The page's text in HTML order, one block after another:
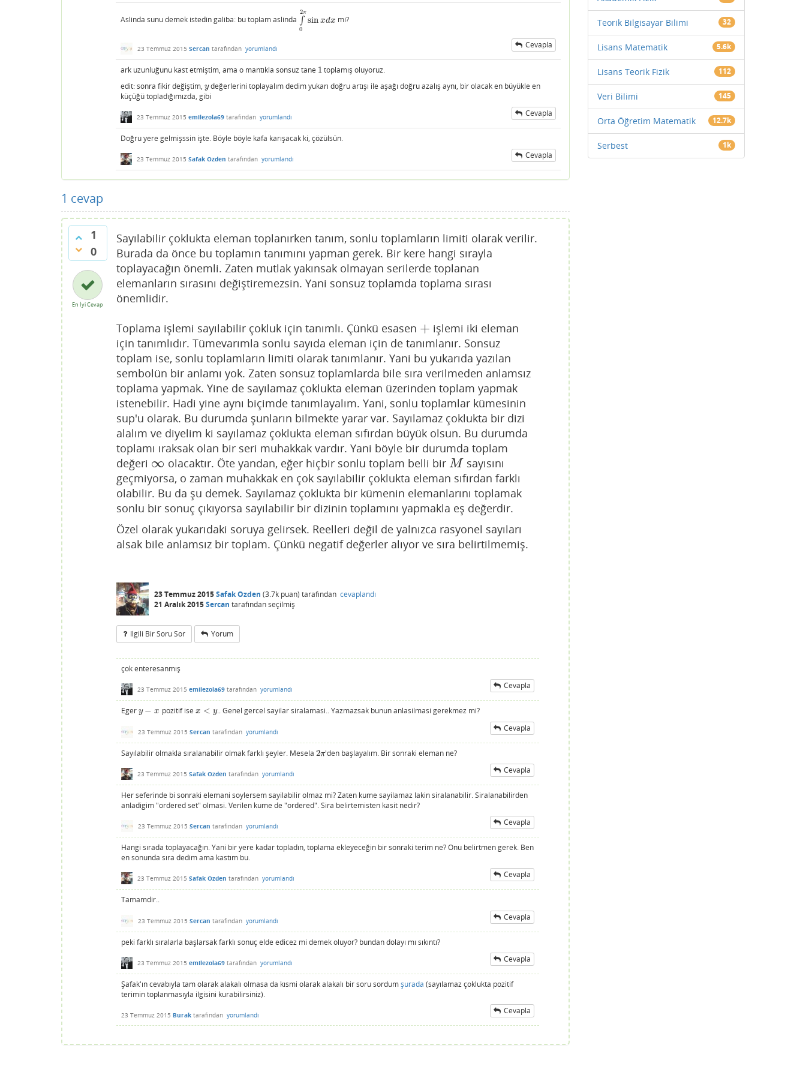
Aslinda sunu demek istedin galiba: bu toplam aslinda ∫
0
2π
sin xdx
∫0 2πsinxdx mi?
23 Temmuz 2015 Sercan tarafından yorumlandı Cevapla
ark uzunluğunu kast etmiştim, ama o mantıkla sonsuz tane 1
1toplamış oluyoruz.
edit: sonra fikir değiştim, y
ydeğerlerini toplayalım dedim yukarı doğru artışı ile aşağı doğru azalış aynı, bir olacak en büyükle en
küçüğü topladığımızda, gibi
23 Temmuz 2015 emilezola69 tarafından yorumlandı Cevapla
Doğru yere gelmişssin işte. Böyle böyle kafa karışacak ki, çözülsün.
23 Temmuz 2015 Safak Ozden tarafından yorumlandı Cevapla
1 cevap
1
0
En İyi Cevap
Sayılabilir çoklukta eleman toplanırken tanım, sonlu toplamların limiti olarak verilir.
Burada da önce bu toplamın tanımını yapman gerek. Bir kere hangi sırayla
toplayacağın önemli. Zaten mutlak yakınsak olmayan serilerde toplanan
elemanların sırasını değiştiremezsin. Yani sonsuz toplamda toplama sırası
önemlidir.
Toplama işlemi sayılabilir çokluk için tanımlı. Çünkü esasen +
+ işlemi iki eleman
için tanımlıdır. Tümevarımla sonlu sayıda eleman için de tanımlanır. Sonsuz
toplam ise, sonlu toplamların limiti olarak tanımlanır. Yani bu yukarıda yazılan
sembolün bir anlamı yok. Zaten sonsuz toplamlarda bile sıra verilmeden anlamsız
toplama yapmak. Yine de sayılamaz çoklukta eleman üzerinden toplam yapmak
istenebilir. Hadi yine aynı biçimde tanımlayalım. Yani, sonlu toplamlar kümesinin
sup'u olarak. Bu durumda şunların bilmekte yarar var. Sayılamaz çoklukta bir dizi
alalım ve diyelim ki sayılamaz çoklukta eleman sıfırdan büyük olsun. Bu durumda
toplamı ıraksak olan bir seri muhakkak vardır. Yani böyle bir durumda toplam
değeri ∞
∞ olacaktır. Öte yandan, eğer hiçbir sonlu toplam belli bir M
M sayısını
geçmiyorsa, o zaman muhakkak en çok sayılabilir çoklukta eleman sıfırdan farklı
olabilir. Bu da şu demek. Sayılamaz çoklukta bir kümenin elemanlarını toplamak
sonlu bir sonuç çıkıyorsa sayılabilir bir dizinin toplamını yapmakla eş değerdir.
Özel olarak yukarıdaki soruya gelirsek. Reelleri değil de yalnızca rasyonel sayıları
alsak bile anlamsız bir toplam. Çünkü negatif değerler alıyor ve sıra belirtilmemiş.
23 Temmuz 2015Safak Ozden (3.7k puan) tarafından cevaplandı
21 Aralık 2015Sercan tarafındanseçilmiş
Ilgili Bir Soru Sor Yorum
çok enteresanmış
23 Temmuz 2015 emilezola69 tarafından yorumlandı Cevapla
Eger y − x
y−x pozitif ise x < y
x< y .. Genel gercel sayilar siralamasi.. Yazmazsak bunun anlasilmasi gerekmez mi?
23 Temmuz 2015 Sercan tarafından yorumlandı Cevapla
Sayılabilir olmakla sıralanabilir olmak farklı şeyler. Mesela 2π
2π'den başlayalım. Bir sonraki eleman ne?
23 Temmuz 2015 Safak Ozden tarafından yorumlandı Cevapla
Her seferinde bi sonraki elemani soylersem sayilabilir olmaz mi? Zaten kume sayilamaz lakin siralanabilir. Siralanabilirden
anladigim "ordered set" olmasi. Verilen kume de "ordered". Sira belirtemisten kasit nedir?
23 Temmuz 2015 Sercan tarafından yorumlandı Cevapla
Hangi sırada toplayacağın. Yani bir yere kadar topladın, toplama ekleyeceğin bir sonraki terim ne? Onu belirtmen gerek. Ben
en sonunda sıra dedim ama kastım bu.
23 Temmuz 2015 Safak Ozden tarafından yorumlandı Cevapla
Tamamdir..
23 Temmuz 2015 Sercan tarafından yorumlandı Cevapla
peki farklı sıralarla başlarsak farklı sonuç elde edicez mi demek oluyor? bundan dolayı mı sıkıntı?
23 Temmuz 2015 emilezola69 tarafından yorumlandı Cevapla
Şafak'ın cevabıyla tam olarak alakalı olmasa da kısmi olarak alakalı bir soru sordumşurada (sayılamaz çoklukta pozitif
terimin toplanmasıyla ilgisini kurabilirsiniz).
23 Temmuz 2015 Burak tarafından yorumlandı Cevapla
Teorik Bilgisayar Bilimi 32
Lisans Matematik 5.6k
Lisans Teorik Fizik 112
Veri Bilimi 145
Orta Öğretim Matematik 12.7k
Serbest 1k